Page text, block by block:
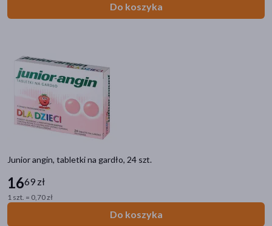
Do koszyka
Junior angin, tabletki na gardło, 24 szt.
1669 zł
1 szt. = 0,70 zł
Do koszyka